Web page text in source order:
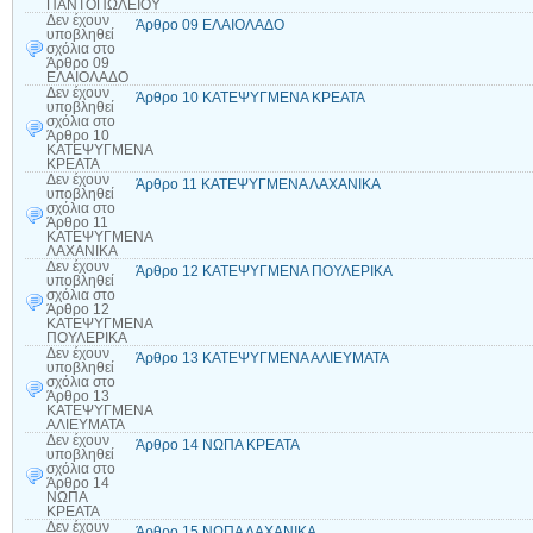
ΠΑΝΤΟΠΩΛΕΙΟΥ
Δεν έχουν
υποβληθεί
σχόλια στο
Άρθρο 09
ΕΛΑΙΟΛΑΔΟ
Άρθρο 09 ΕΛΑΙΟΛΑΔΟ
Δεν έχουν
υποβληθεί
σχόλια στο
Άρθρο 10
ΚΑΤΕΨΥΓΜΕΝΑ
ΚΡΕΑΤΑ
Άρθρο 10 ΚΑΤΕΨΥΓΜΕΝΑ ΚΡΕΑΤΑ
Δεν έχουν
υποβληθεί
σχόλια στο
Άρθρο 11
ΚΑΤΕΨΥΓΜΕΝΑ
ΛΑΧΑΝΙΚΑ
Άρθρο 11 ΚΑΤΕΨΥΓΜΕΝΑ ΛΑΧΑΝΙΚΑ
Δεν έχουν
υποβληθεί
σχόλια στο
Άρθρο 12
ΚΑΤΕΨΥΓΜΕΝΑ
ΠΟΥΛΕΡΙΚΑ
Άρθρο 12 ΚΑΤΕΨΥΓΜΕΝΑ ΠΟΥΛΕΡΙΚΑ
Δεν έχουν
υποβληθεί
σχόλια στο
Άρθρο 13
ΚΑΤΕΨΥΓΜΕΝΑ
ΑΛΙΕΥΜΑΤΑ
Άρθρο 13 ΚΑΤΕΨΥΓΜΕΝΑ ΑΛΙΕΥΜΑΤΑ
Δεν έχουν
υποβληθεί
σχόλια στο
Άρθρο 14
ΝΩΠΑ
ΚΡΕΑΤΑ
Άρθρο 14 ΝΩΠΑ ΚΡΕΑΤΑ
Δεν έχουν